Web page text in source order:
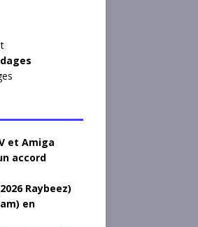
et Amiga
accord
Raybeez)
en